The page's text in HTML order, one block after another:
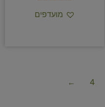
מועדפים
4
←